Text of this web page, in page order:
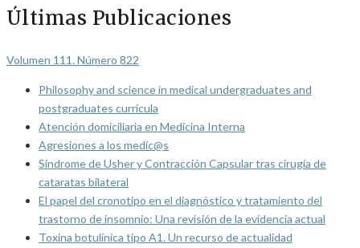
Últimas Publicaciones
Volumen 111. Número 822
Philosophy and science in medical undergraduates and
postgraduates curricula
Atención domiciliaria en Medicina Interna
Agresiones a los medic@s
Síndrome de Usher y Contracción Capsular tras cirugía de
cataratas bilateral
El papel del cronotipo en el diagnóstico y tratamiento del
trastorno de insomnio: Una revisión de la evidencia actual
Toxina botulínica tipo A1. Un recurso de actualidad